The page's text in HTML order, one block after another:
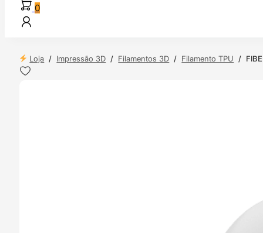
0
Loja / Impressão 3D / Filamentos 3D / Filamento TPU /